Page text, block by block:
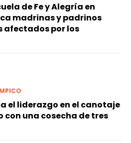
de Fe y Alegría en
madrinas y padrinos
afectados por los
el liderazgo en el canotaje
una cosecha de tres